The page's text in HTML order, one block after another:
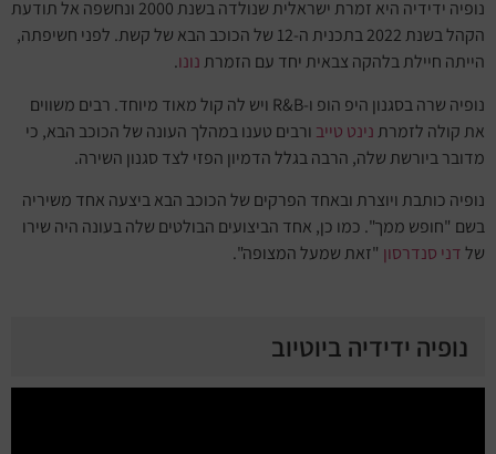
נופיה ידידיה היא זמרת ישראלית שנולדה בשנת 2000 ונחשפה אל תודעת
הקהל בשנת 2022 בתכנית ה-12 של הכוכב הבא של קשת. לפני חשיפתה,
הייתה חיילת בלהקה צבאית יחד עם הזמרתנונו.
נופיה שרה בסגנון היפ הופ ו-R&B ויש לה קול מאוד מיוחד. רבים משווים
את קולה לזמרתנינט טייב ורבים טענו במהלך העונה של הכוכב הבא, כי
מדובר ביורשת שלה, הרבה בגלל הדמיון הפזי לצד סגנון השירה.
נופיה כותבת ויוצרת ובאחד הפרקים של הכוכב הבא ביצעה אחד משיריה
בשם "חופש ממך". כמו כן, אחד הביצועים הבולטים שלה בעונה היה שירו
שלדני סנדרסון "זאת שמעל המצופה".
נופיה ידידיה ביוטיוב